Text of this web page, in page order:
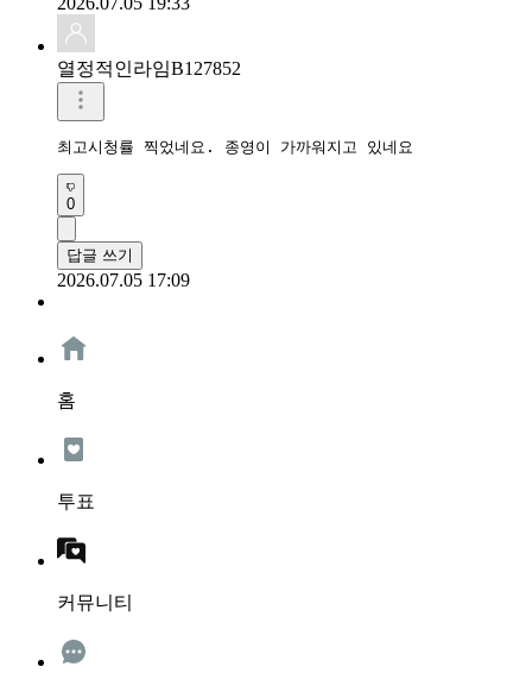
열정적인라임B127852
최고시청률 찍었네요. 종영이 가까워지고 있네요
0
답글 쓰기
2026.07.05 17:09
홈
투표
커뮤니티